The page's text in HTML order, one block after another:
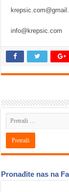
info@krepsic.com
Pronađite nas na